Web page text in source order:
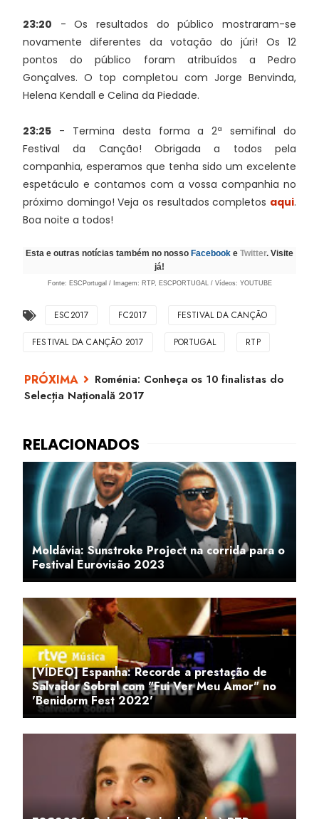
23:20 - Os resultados do público mostraram-se
novamente diferentes da votação do júri! Os 12
pontos do público foram atribuídos a Pedro
Gonçalves. O top completou com Jorge Benvinda,
Helena Kendall e Celina da Piedade.
23:25 - Termina desta forma a 2ª semifinal do
Festival da Canção! Obrigada a todos pela
companhia, esperamos que tenha sido um excelente
espetáculo e contamos com a vossa companhia no
próximo domingo! Veja os resultados completos aqui.
Boa noite a todos!
Esta e outras notícias também no nosso Facebook e Twitter. Visite
já!
Fonte: ESCPortugal / Imagem: RTP, ESCPORTUGAL / Vídeos: YOUTUBE
ESC2017 FC2017 FESTIVAL DA CANÇÃO
FESTIVAL DA CANÇÃO 2017 PORTUGAL RTP
Roménia: Conheça os 10 finalistas do
Selecția Națională 2017
Moldávia: Sunstroke Project na corrida para o
Festival Eurovisão 2023
[VÍDEO] Espanha: Recorde a prestação de
Salvador Sobral com "Fui Ver Meu Amor" no
'Benidorm Fest 2022'